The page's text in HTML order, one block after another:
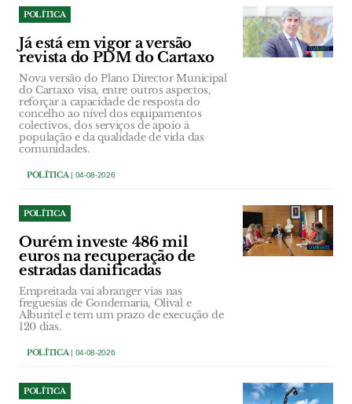
POLÍTICA
Já está em vigor a versão
revista do PDM do Cartaxo
Nova versão do Plano Director Municipal
do Cartaxo visa, entre outros aspectos,
reforçar a capacidade de resposta do
concelho ao nível dos equipamentos
colectivos, dos serviços de apoio à
população e da qualidade de vida das
comunidades.
POLÍTICA| 04-08-2026
POLÍTICA
Ourém investe 486 mil
euros na recuperação de
estradas danificadas
Empreitada vai abranger vias nas
freguesias de Gondemaria, Olival e
Alburitel e tem um prazo de execução de
120 dias.
POLÍTICA| 04-08-2026
POLÍTICA